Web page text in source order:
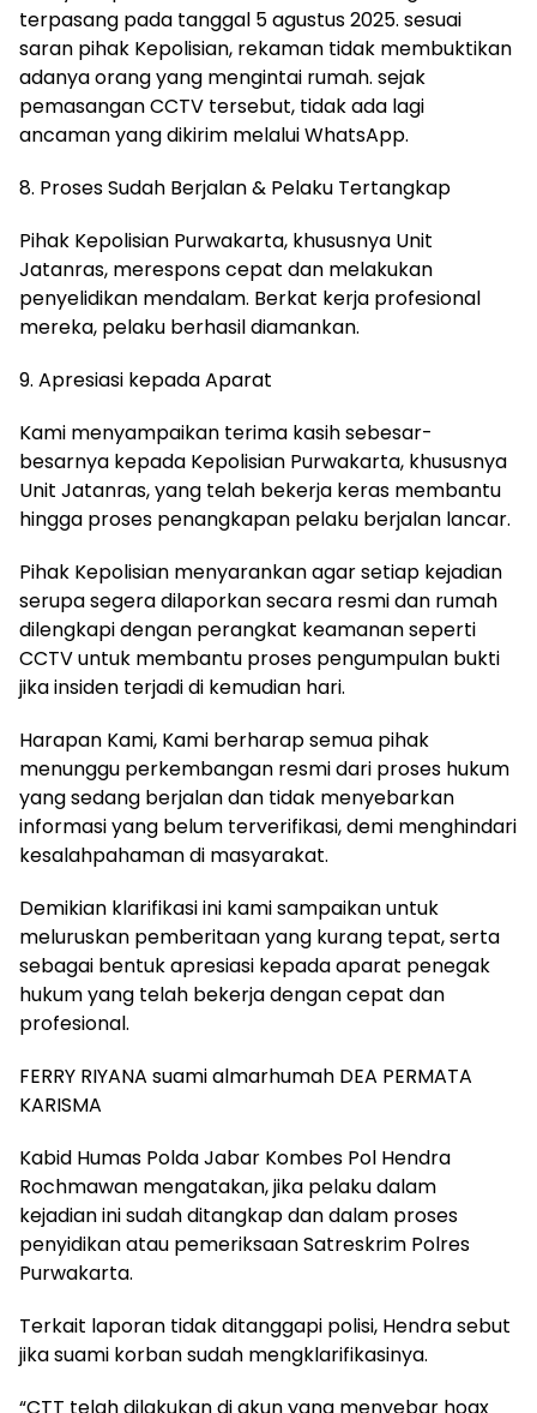
terpasang pada tanggal 5 agustus 2025. sesuai
saran pihak Kepolisian, rekaman tidak membuktikan
adanya orang yang mengintai rumah. sejak
pemasangan CCTV tersebut, tidak ada lagi
ancaman yang dikirim melalui WhatsApp.
8. Proses Sudah Berjalan & Pelaku Tertangkap
Pihak Kepolisian Purwakarta, khususnya Unit
Jatanras, merespons cepat dan melakukan
penyelidikan mendalam. Berkat kerja profesional
mereka, pelaku berhasil diamankan.
9. Apresiasi kepada Aparat
Kami menyampaikan terima kasih sebesar-
besarnya kepada Kepolisian Purwakarta, khususnya
Unit Jatanras, yang telah bekerja keras membantu
hingga proses penangkapan pelaku berjalan lancar.
Pihak Kepolisian menyarankan agar setiap kejadian
serupa segera dilaporkan secara resmi dan rumah
dilengkapi dengan perangkat keamanan seperti
CCTV untuk membantu proses pengumpulan bukti
jika insiden terjadi di kemudian hari.
Harapan Kami, Kami berharap semua pihak
menunggu perkembangan resmi dari proses hukum
yang sedang berjalan dan tidak menyebarkan
informasi yang belum terverifikasi, demi menghindari
kesalahpahaman di masyarakat.
Demikian klarifikasi ini kami sampaikan untuk
meluruskan pemberitaan yang kurang tepat, serta
sebagai bentuk apresiasi kepada aparat penegak
hukum yang telah bekerja dengan cepat dan
profesional.
FERRY RIYANA suami almarhumah DEA PERMATA
KARISMA
Kabid Humas Polda Jabar Kombes Pol Hendra
Rochmawan mengatakan, jika pelaku dalam
kejadian ini sudah ditangkap dan dalam proses
penyidikan atau pemeriksaan Satreskrim Polres
Purwakarta.
Terkait laporan tidak ditanggapi polisi, Hendra sebut
jika suami korban sudah mengklarifikasinya.